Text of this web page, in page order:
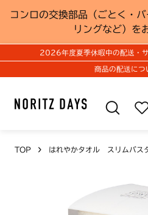
コンロの交換部品（ごとく・
リングなど）を
2026年度夏季休暇中の配送・
商品の配送につ
TOP はれやかタオル スリムバス